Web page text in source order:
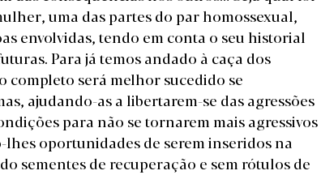
uma das partes do par homossexual,
envolvidas, tendo em conta o seu historial
Para já temos andado à caça dos
completo será melhor sucedido se
ajudando-as a libertarem-se das agressões
para não se tornarem mais agressivos
lhes oportunidades de serem inseridos na
sementes de recuperação e sem rótulos de